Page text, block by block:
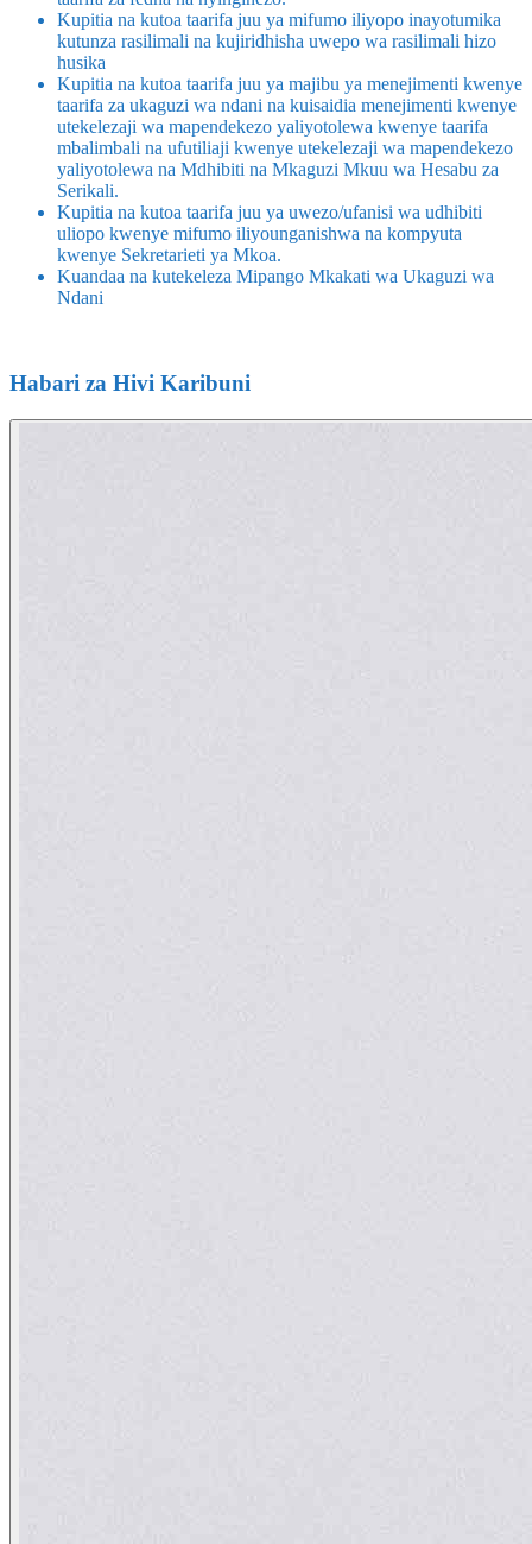
Kupitia na kutoa taarifa juu ya mifumo iliyopo inayotumika
kutunza rasilimali na kujiridhisha uwepo wa rasilimali hizo
husika
Kupitia na kutoa taarifa juu ya majibu ya menejimenti kwenye
taarifa za ukaguzi wa ndani na kuisaidia menejimenti kwenye
utekelezaji wa mapendekezo yaliyotolewa kwenye taarifa
mbalimbali na ufutiliaji kwenye utekelezaji wa mapendekezo
yaliyotolewa na Mdhibiti na Mkaguzi Mkuu wa Hesabu za
Serikali.
Kupitia na kutoa taarifa juu ya uwezo/ufanisi wa udhibiti
uliopo kwenye mifumo iliyounganishwa na kompyuta
kwenye Sekretarieti ya Mkoa.
Kuandaa na kutekeleza Mipango Mkakati wa Ukaguzi wa
Ndani
Habari za Hivi Karibuni